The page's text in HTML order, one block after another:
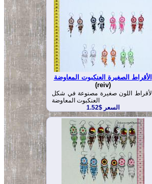
الأقراط الصغيرة العنكبوت المعاوضة
(reiv)
الأقراط اللون صغيرة مصنوعة في شكل
العنكبوت المعاوضة
السعر $1.52